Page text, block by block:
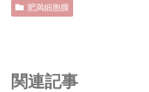
肥満細胞腫
関連記事